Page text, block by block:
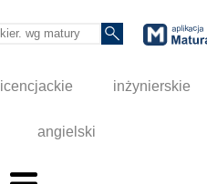
licencjackie inżynierskie
angielski